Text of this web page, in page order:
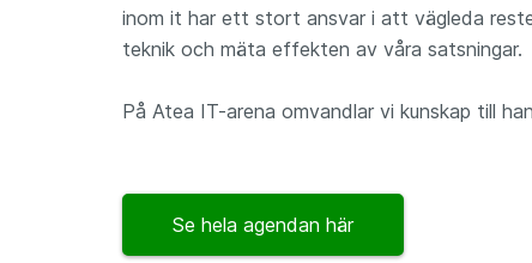
inom it har ett stort ansvar i att vägleda
teknik och mäta effekten av våra satsningar.
På Atea IT-arena omvandlar vi kunskap till
Se hela agendan här